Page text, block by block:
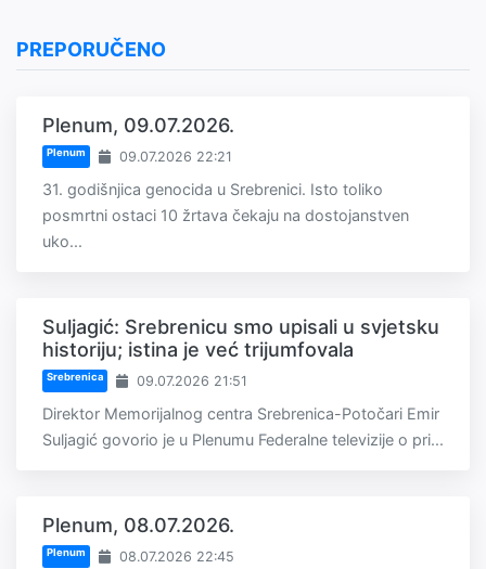
PREPORUČENO
Plenum, 09.07.2026.
Plenum 09.07.2026 22:21
31. godišnjica genocida u Srebrenici. Isto toliko
posmrtni ostaci 10 žrtava čekaju na dostojanstven
uko...
Suljagić: Srebrenicu smo upisali u svjetsku
historiju; istina je već trijumfovala
Srebrenica 09.07.2026 21:51
Direktor Memorijalnog centra Srebrenica-Potočari Emir
Suljagić govorio je u Plenumu Federalne televizije o pri...
Plenum, 08.07.2026.
Plenum 08.07.2026 22:45